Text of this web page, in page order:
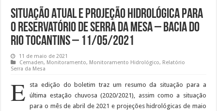
Situação Atual e Projeção Hidrológica para
o reservatório de Serra da Mesa – Bacia do
rio Tocantins – 11/05/2021
11 de maio de 2021
Cemaden, Monitoramento, Monitoramento Hidrológico, Relatório
Serra da Mesa
E
sta edição do boletim traz um resumo da situação para a
última estação chuvosa (2020/2021), assim como a situação
para o mês de abril de 2021 e projeções hidrológicas de maio